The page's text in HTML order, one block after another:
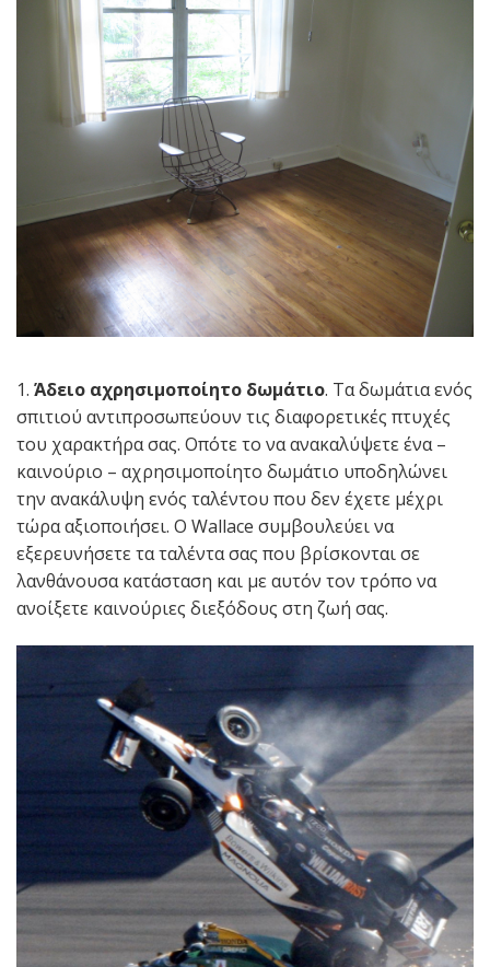
1. Άδειο αχρησιμοποίητο δωμάτιο. Τα δωμάτια ενός
σπιτιού αντιπροσωπεύουν τις διαφορετικές πτυχές
του χαρακτήρα σας. Οπότε το να ανακαλύψετε ένα –
καινούριο – αχρησιμοποίητο δωμάτιο υποδηλώνει
την ανακάλυψη ενός ταλέντου που δεν έχετε μέχρι
τώρα αξιοποιήσει. Ο Wallace συμβουλεύει να
εξερευνήσετε τα ταλέντα σας που βρίσκονται σε
λανθάνουσα κατάσταση και με αυτόν τον τρόπο να
ανοίξετε καινούριες διεξόδους στη ζωή σας.